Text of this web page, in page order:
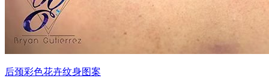
后颈彩色花卉纹身图案